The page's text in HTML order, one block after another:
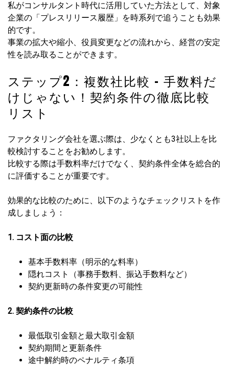
私がコンサルタント時代に活用していた方法として、対象
企業の「プレスリリース履歴」を時系列で追うことも効果
的です。
事業の拡大や縮小、役員変更などの流れから、経営の安定
性を読み取ることができます。
ステップ2：複数社比較 – 手数料だ
けじゃない！契約条件の徹底比較
リスト
ファクタリング会社を選ぶ際は、少なくとも3社以上を比
較検討することをお勧めします。
比較する際は手数料率だけでなく、契約条件全体を総合的
に評価することが重要です。
効果的な比較のために、以下のようなチェックリストを作
成しましょう：
1. コスト面の比較
基本手数料率（明示的な料率）
隠れコスト（事務手数料、振込手数料など）
契約更新時の条件変更の可能性
2. 契約条件の比較
最低取引金額と最大取引金額
契約期間と更新条件
途中解約時のペナルティ条項